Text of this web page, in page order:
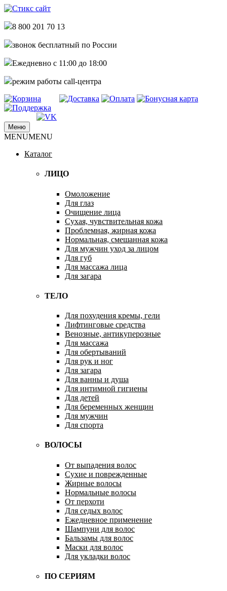
8 800 201 70 13
звонок бесплатный по России
Ежедневно с 11:00 до 18:00
режим работы call-центра
Стикс сайт интернет магазин
купить стикс сайт по самым низким
ценам дешево недорого
Меню
MENUMENU
Каталог
ЛИЦО
Омоложение
Для глаз
Очищение лица
Сухая, чувствительная кожа
Проблемная, жирная кожа
Нормальная, смешанная кожа
Для мужчин уход за лицом
Для губ
Для массажа лица
Для загара
ТЕЛО
Для похудения кремы, гели
Лифтинговые средства
Венозные, антикуперозные
Для массажа
Для обертываний
Для рук и ног
Для загара
Для ванны и душа
Для интимной гигиены
Для детей
Для беременных женщин
Для мужчин
Для спорта
ВОЛОСЫ
От выпадения волос
Сухие и поврежденные
Жирные волосы
Нормальные волосы
От перхоти
Для седых волос
Ежедневное применение
Шампуни для волос
Бальзамы для волос
Маски для волос
Для укладки волос
ПО СЕРИЯМ